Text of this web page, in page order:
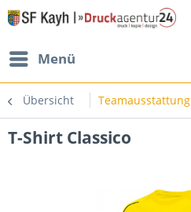
Menü
Übersicht Teamausstattung
T-Shirt Classico